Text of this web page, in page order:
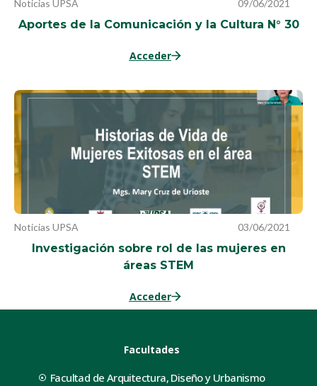
Noticias UPSA 09/06/2021
Aportes de la Comunicación y la Cultura N° 30
Acceder
Noticias UPSA 03/06/2021
Investigación sobre rol de las mujeres en
áreas STEM
Acceder
Facultades
Facultad de Arquitectura, Diseño y Urbanismo